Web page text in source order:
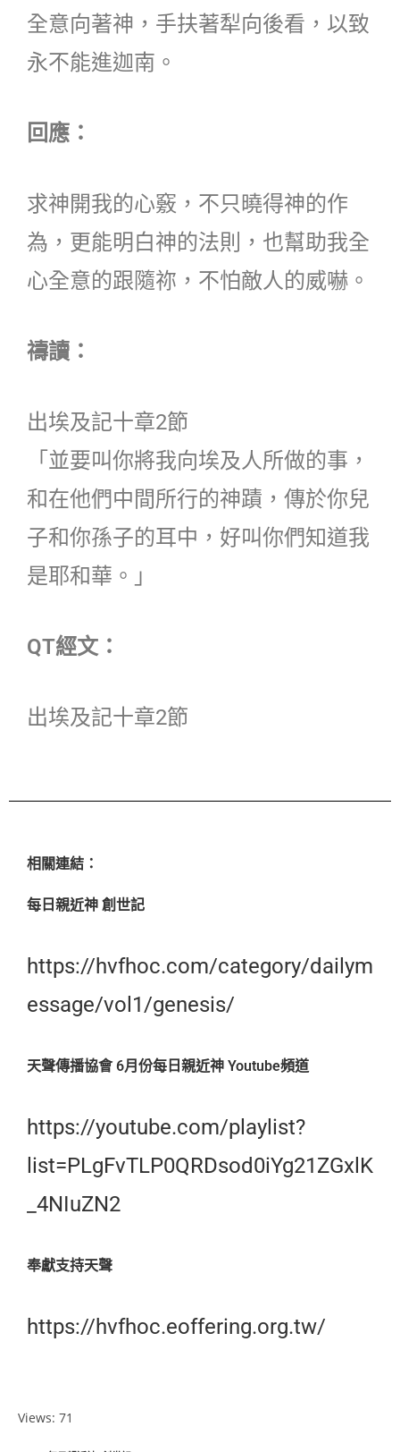
全意向著神，手扶著犁向後看，以致
永不能進迦南。
回應：
求神開我的心竅，不只曉得神的作
為，更能明白神的法則，也幫助我全
心全意的跟隨祢，不怕敵人的威嚇。
禱讀：
出埃及記十章2節
「並要叫你將我向埃及人所做的事，
和在他們中間所行的神蹟，傳於你兒
子和你孫子的耳中，好叫你們知道我
是耶和華。」
QT經文：
出埃及記十章2節
相關連結：
每日親近神 創世記
https://hvfhoc.com/category/dailym
essage/vol1/genesis/
天聲傳播協會 6月份每日親近神 Youtube頻道
https://youtube.com/playlist?
list=PLgFvTLP0QRDsod0iYg21ZGxlK
_4NIuZN2
奉獻支持天聲
https://hvfhoc.eoffering.org.tw/
Views: 71